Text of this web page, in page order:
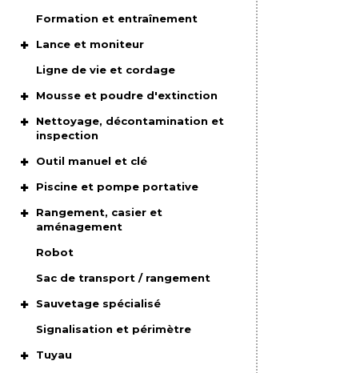
Formation et entraînement
Lance et moniteur
Ligne de vie et cordage
Mousse et poudre d'extinction
Nettoyage, décontamination et
inspection
Outil manuel et clé
Piscine et pompe portative
Rangement, casier et
aménagement
Robot
Sac de transport / rangement
Sauvetage spécialisé
Signalisation et périmètre
Tuyau